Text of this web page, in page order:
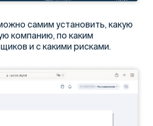
самим установить, какую
компанию, по каким
и с какими рисками.